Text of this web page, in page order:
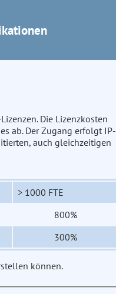
Die Lizenzkosten
ab. Der Zugang erfolgt IP-
auch gleichzeitigen
> 1000 FTE
800%
300%
können.